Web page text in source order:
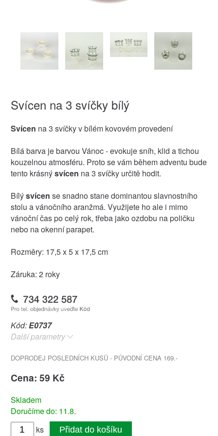
Svícen na 3 svíčky bílý
Svícen na 3 svíčky v bílém kovovém provedení
Bílá barva je barvou Vánoc - evokuje sníh, klid a tichou
kouzelnou atmosféru. Proto se vám během adventu bude
tento krásnýsvícen na 3 svíčky určitě hodit.
Bílýsvícen se snadno stane dominantou slavnostního
stolu a vánočního aranžmá. Využijete ho ale i mimo
vánoční čas po celý rok, třeba jako ozdobu na poličku
nebo na okenní parapet.
Rozměry: 17,5 x 5 x 17,5 cm
Záruka: 2 roky
Kód:E0737
Další parametry
DOPRODEJ POSLEDNÍCH KUSŮ - PŮVODNÍ CENA 169.-
Cena: 59 Kč
Skladem
Doručíme do: 11.8.
ks
Přidat do košíku